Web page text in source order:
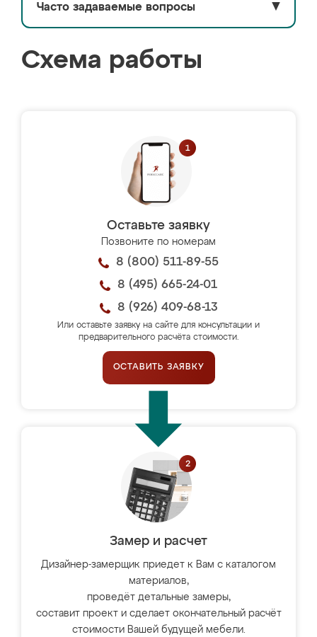
Часто задаваемые вопросы ▼
Схема работы
Оставьте заявку
Позвоните по номерам
8 (800) 511-89-55
8 (495) 665-24-01
8 (926) 409-68-13
Или оставьте заявку на сайте для консультации и
предварительного расчёта стоимости.
ОСТАВИТЬ ЗАЯВКУ
Замер и расчет
Дизайнер-замерщик приедет к Вам с каталогом
материалов,
проведёт детальные замеры,
составит проект и сделает окончательный расчёт
стоимости Вашей будущей мебели.